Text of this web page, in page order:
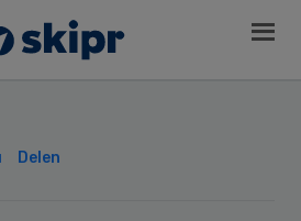
Delen